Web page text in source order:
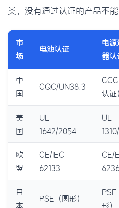
类，没有通过认证的产品不能
市
场
电池认证
电源
器认
中
国
CQC/UN38.3
认证）
美
国
UL
1642/2054
UL
欧
盟
CE/IEC
62133
CE/
日
本
PSE（圆形）
PSE
形）